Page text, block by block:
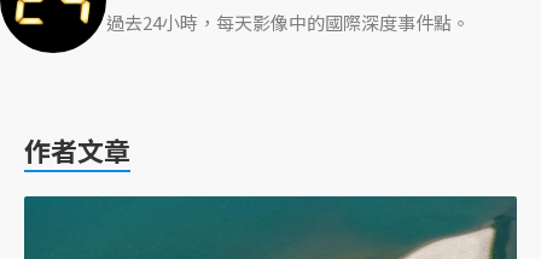
過去24小時，每天影像中的國際深度事件點。
作者文章